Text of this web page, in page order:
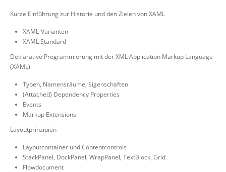
Kurze Einführung zur Historie und den Zielen von XAML
XAML-Varianten
XAML Standard
Deklarative Programmierung mit der XML Application Markup Language
(XAML)
Typen, Namensräume, Eigenschaften
(Attached) Dependency Properties
Events
Markup Extensions
Layoutprinzipien
Layoutcontainer und Contentcontrols
StackPanel, DockPanel, WrapPanel, TextBlock, Grid
Flowdocument